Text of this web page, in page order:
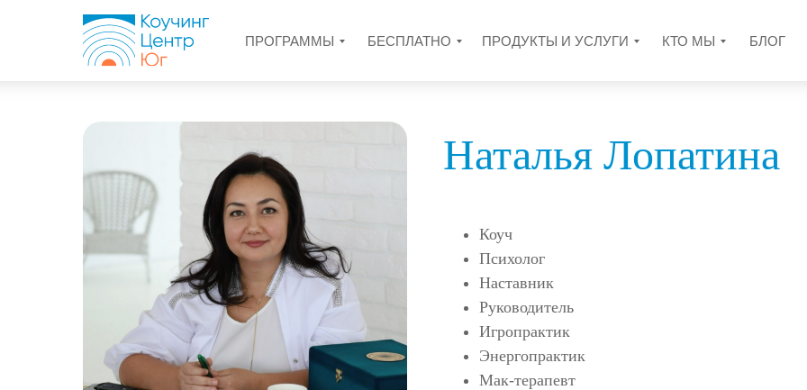
ПРОГРАММЫ БЕСПЛАТНО ПРОДУКТЫ И УСЛУГИ КТО МЫ БЛОГ
Наталья Лопатина
Коуч
Психолог
Наставник
Руководитель
Игропрактик
Энергопрактик
Мак-терапевт